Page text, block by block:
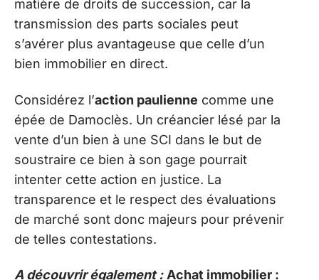
matière de droits de succession, car la
transmission des parts sociales peut
s’avérer plus avantageuse que celle d’un
bien immobilier en direct.
Considérez l’action paulienne comme une
épée de Damoclès. Un créancier lésé par la
vente d’un bien à une SCI dans le but de
soustraire ce bien à son gage pourrait
intenter cette action en justice. La
transparence et le respect des évaluations
de marché sont donc majeurs pour prévenir
de telles contestations.
A découvrir également : Achat immobilier :